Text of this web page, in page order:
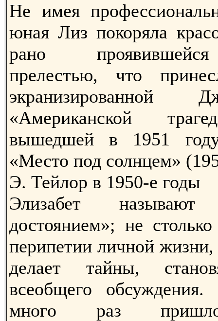
Не имея
юная Лиз покоряла
рано
прелестью, что
экранизированной
«Американской
вышедшей в 1951
«Место под солнцем»
Э. Тейлор в 1950-е годы
Элизабет называют
достоянием»; не
перипетии личной жизни,
делает тайны,
всеобщего
много раз